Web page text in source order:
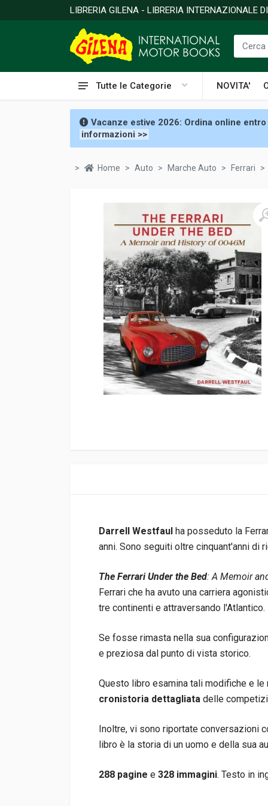
LIBRERIA GILENA - LIBRERIA INTERNAZIONALE
Tutte le Categorie NOVITA'
Vacanze estive 2026: Ordina online
informazioni >>
Home Auto Marche Auto Ferrari
Darrell Westfaul ha posseduto la
anni. Sono seguiti oltre cinquant'anni di
The Ferrari Under the Bed: A Memoir
Ferrari che ha avuto una carriera
tre continenti e attraversando l'Atlantico.
Se fosse rimasta nella sua
e preziosa dal punto di vista storico.
Questo libro esamina tali modifiche e
cronistoria dettagliata delle
Inoltre, vi sono riportate conversazioni
libro è la storia di un uomo e della sua
288 pagine e 328 immagini. Testo in